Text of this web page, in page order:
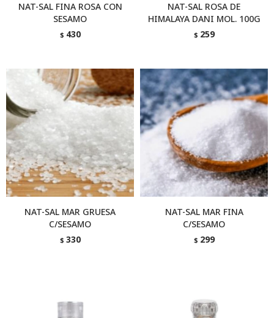
NAT-SAL FINA ROSA CON
SESAMO
$ 430
NAT-SAL ROSA DE
HIMALAYA DANI MOL. 100G
$ 259
NAT-SAL MAR GRUESA
C/SESAMO
$ 330
NAT-SAL MAR FINA
C/SESAMO
$ 299